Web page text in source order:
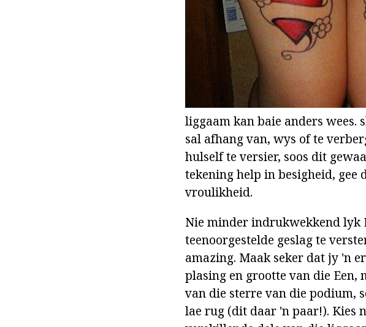
liggaam kan baie anders
sal afhang van, wys of te
hulself te versier, soos dit
tekening help in besigheid, gee
vroulikheid.
Nie minder indrukwekkend lyk
teenoorgestelde geslag te
amazing. Maak seker dat jy 'n
plasing en grootte van die
van die sterre van die podium,
lae rug (dit daar 'n paar!). Kies